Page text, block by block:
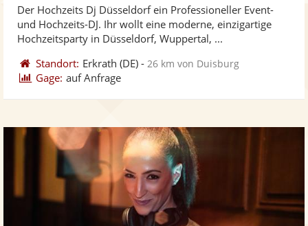
Fotos
5
Der Hochzeits Dj Düsseldorf ein Professioneller Event-
und Hochzeits-DJ. Ihr wollt eine moderne, einzigartige
Hochzeitsparty in Düsseldorf, Wuppertal, ...
Standort: Erkrath (DE) - 26 km von Duisburg
Gage: auf Anfrage